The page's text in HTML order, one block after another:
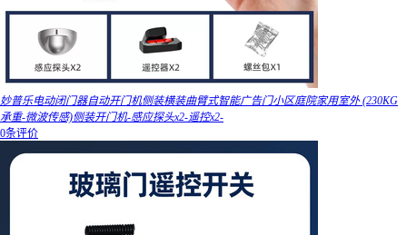
妙普乐电动闭门器自动开门机侧装横装曲臂式智能广告门小区庭院家用室外 (230KG
承重-微波传感)侧装开门机-感应探头x2-遥控x2-
0条评价